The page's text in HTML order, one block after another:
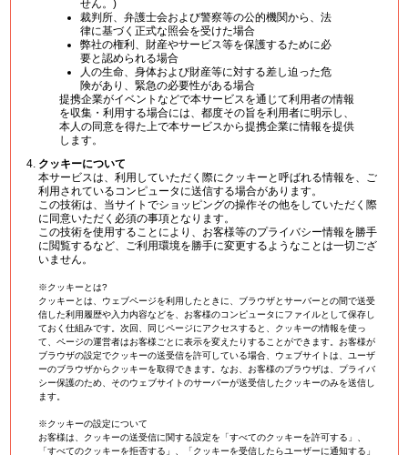
せん。)
裁判所、弁護士会および警察等の公的機関から、法
律に基づく正式な照会を受けた場合
弊社の権利、財産やサービス等を保護するために必
要と認められる場合
人の生命、身体および財産等に対する差し迫った危
険があり、緊急の必要性がある場合
提携企業がイベントなどで本サービスを通じて利用者の情報
を収集・利用する場合には、都度その旨を利用者に明示し、
本人の同意を得た上で本サービスから提携企業に情報を提供
します。
クッキーについて
本サービスは、利用していただく際にクッキーと呼ばれる情報を、ご
利用されているコンピュータに送信する場合があります。
この技術は、当サイトでショッピングの操作その他をしていただく際
に同意いただく必須の事項となります。
この技術を使用することにより、お客様等のプライバシー情報を勝手
に閲覧するなど、ご利用環境を勝手に変更するようなことは一切ござ
いません。
※クッキーとは?
クッキーとは、ウェブページを利用したときに、ブラウザとサーバーとの間で送受
信した利用履歴や入力内容などを、お客様のコンピュータにファイルとして保存し
ておく仕組みです。次回、同じページにアクセスすると、クッキーの情報を使っ
て、ページの運営者はお客様ごとに表示を変えたりすることができます。お客様が
ブラウザの設定でクッキーの送受信を許可している場合、ウェブサイトは、ユーザ
ーのブラウザからクッキーを取得できます。なお、お客様のブラウザは、プライバ
シー保護のため、そのウェブサイトのサーバーが送受信したクッキーのみを送信し
ます。
※クッキーの設定について
お客様は、クッキーの送受信に関する設定を「すべてのクッキーを許可する」、
「すべてのクッキーを拒否する」、「クッキーを受信したらユーザーに通知する」